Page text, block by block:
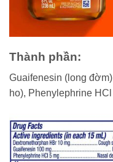
Thành phần:
Guaifenesin (long
ho), Phenylephrine